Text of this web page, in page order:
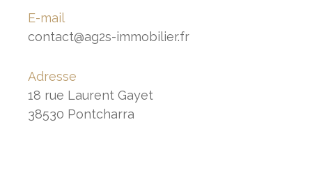
E-mail
contact@ag2s-immobilier.fr
Adresse
18 rue Laurent Gayet
38530 Pontcharra